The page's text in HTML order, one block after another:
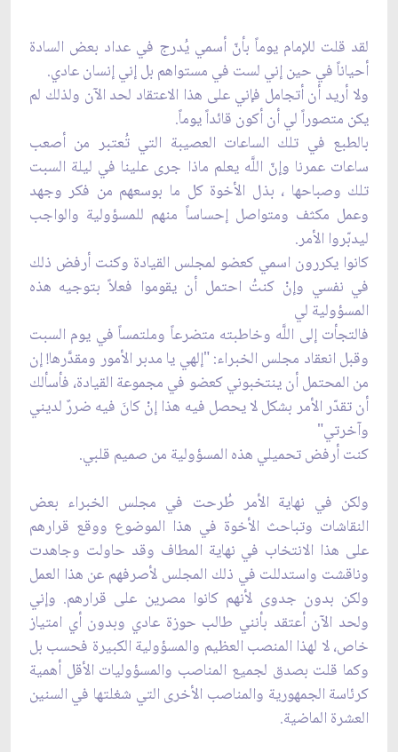
لقد قلت للإمام يوماً بأنّ أسمي يُدرج في عداد بعض السادة
أحياناً في حين إني لست في مستواهم بل إني إنسان عادي.
ولا أريد أن أتجامل فإني على هذا الاعتقاد لحد الآن ولذلك لم
يكن متصوراً لي أن أكون قائداً يوماً.
بالطبع في تلك الساعات العصيبة التي تُعتبر من أصعب
ساعات عمرنا وإنّ اللَّه يعلم ماذا جرى علينا في ليلة السبت
تلك وصباحها ، بذل الأخوة كل ما بوسعهم من فكر وجهد
وعمل مكثف ومتواصل إحساساً منهم للمسؤولية والواجب
ليدبّروا الأمر.
كانوا يكررون اسمي كعضو لمجلس القيادة وكنت أرفض ذلك
في نفسي وإنْ كنتُ احتمل أن يقوموا فعلاً بتوجيه هذه
المسؤولية لي
فالتجأت إلى اللَّه وخاطبته متضرعاً وملتمساً في يوم السبت
وقبل انعقاد مجلس الخبراء: "إلهي يا مدبر الأمور ومقدَّرها! إن
من المحتمل أن ينتخبوني كعضو في مجموعة القيادة، فأسألك
أن تقدّر الأمر بشكل لا يحصل فيه هذا إنْ كانَ فيه ضررٌ لديني
وآخرتي"
كنت أرفض تحميلي هذه المسؤولية من صميم قلبي.
ولكن في نهاية الأمر طُرحت في مجلس الخبراء بعض
النقاشات وتباحث الأخوة في هذا الموضوع ووقع قرارهم
على هذا الانتخاب في نهاية المطاف وقد حاولت وجاهدت
وناقشت واستدللت في ذلك المجلس لأصرفهم عن هذا العمل
ولكن بدون جدوى لأنهم كانوا مصرين على قرارهم. وإني
ولحد الآن أعتقد بأنني طالب حوزة عادي وبدون أي امتياز
خاص، لا لهذا المنصب العظيم والمسؤولية الكبيرة فحسب بل
وكما قلت بصدق لجميع المناصب والمسؤوليات الأقل أهمية
كرئاسة الجمهورية والمناصب الأخرى التي شغلتها في السنين
العشرة الماضية.